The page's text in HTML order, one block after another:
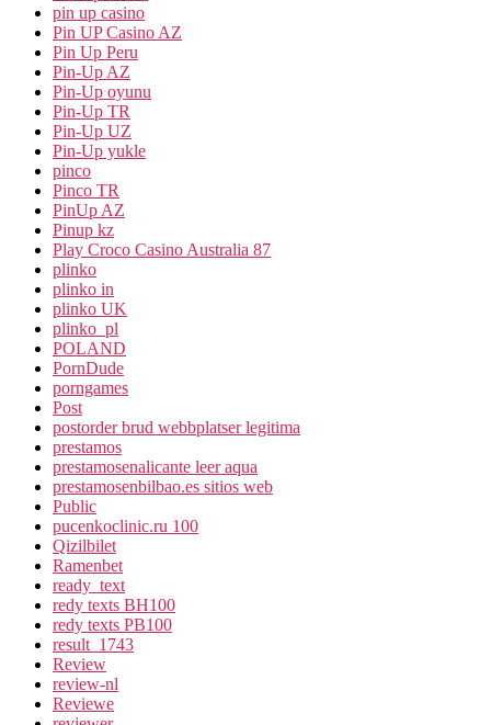
pin up casino
Pin UP Casino AZ
Pin Up Peru
Pin-Up AZ
Pin-Up oyunu
Pin-Up TR
Pin-Up UZ
Pin-Up yukle
pinco
Pinco TR
PinUp AZ
Pinup kz
Play Croco Casino Australia 87
plinko
plinko in
plinko UK
plinko_pl
POLAND
PornDude
porngames
Post
postorder brud webbplatser legitima
prestamos
prestamosenalicante leer aqua
prestamosenbilbao.es sitios web
Public
pucenkoclinic.ru 100
Qizilbilet
Ramenbet
ready_text
redy texts BH100
redy texts PB100
result_1743
Review
review-nl
Reviewe